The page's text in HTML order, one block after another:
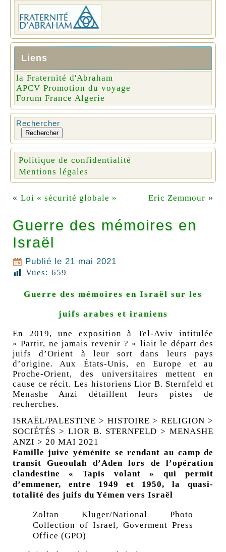
Liens
la Fraternité d'Abraham
APCV Promotion du voyage
Forum France Algerie
Rechercher
Rechercher
Politique de confidentialité
Mentions légales
« Loi « sécurité globale » Eric Zemmour »
Guerre des mémoires en
Israël
Publié le 21 mai 2021
Vues: 659
Guerre des mémoires en Israël sur les
juifs arabes et iraniens
En 2019, une exposition à Tel-Aviv intitulée
« Partir, ne jamais revenir ? » liait le départ des
juifs d’Orient à leur sort dans leurs pays
d’origine. Aux États-Unis, en Europe et au
Proche-Orient, des universitaires mettent en
cause ce récit. Les historiens Lior B. Sternfeld et
Menashe Anzi détaillent leurs pistes de
recherches.
ISRAËL/PALESTINE > HISTOIRE >RELIGION >
SOCIÉTÉS > LIOR B. STERNFELD>MENASHE
ANZI > 20 MAI 2021
Famille juive yéménite se rendant au camp de
transit Gueoulah d’Aden lors de l’opération
clandestine «
Tapis volant
» qui permit
d’emmener, entre 1949 et 1950, la quasi-
totalité des juifs du Yémen vers Israël
Zoltan Kluger/National Photo
Collection of Israel, Goverment Press
Office (GPO)